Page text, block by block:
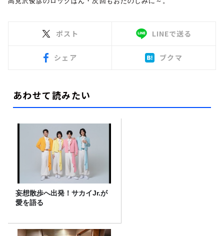
ポスト LINEで送る
シェア ブクマ
あわせて読みたい
妄想散歩へ出発！サカイJr.が
愛を語る